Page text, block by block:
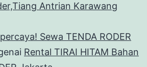
Antrian Karawang
Sewa TENDA RODER
Rental TIRAI HITAM Bahan